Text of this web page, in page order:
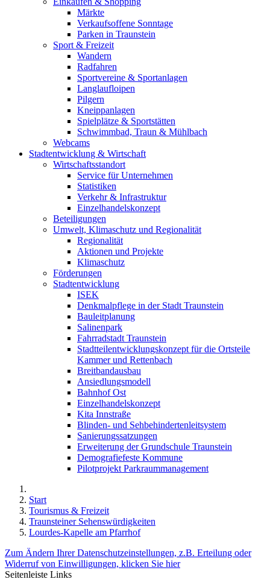
Märkte
Verkaufsoffene Sonntage
Parken in Traunstein
Sport & Freizeit
Wandern
Radfahren
Sportvereine & Sportanlagen
Langlaufloipen
Pilgern
Kneippanlagen
Spielplätze & Sportstätten
Schwimmbad, Traun & Mühlbach
Webcams
Stadtentwicklung & Wirtschaft
Wirtschaftsstandort
Service für Unternehmen
Statistiken
Verkehr & Infrastruktur
Einzelhandelskonzept
Beteiligungen
Umwelt, Klimaschutz und Regionalität
Regionalität
Aktionen und Projekte
Klimaschutz
Förderungen
Stadtentwicklung
ISEK
Denkmalpflege in der Stadt Traunstein
Bauleitplanung
Salinenpark
Fahrradstadt Traunstein
Stadtteilentwicklungskonzept für die Ortsteile
Kammer und Rettenbach
Breitbandausbau
Ansiedlungsmodell
Bahnhof Ost
Einzelhandelskonzept
Kita Innstraße
Blinden- und Sehbehindertenleitsystem
Sanierungssatzungen
Erweiterung der Grundschule Traunstein
Demografiefeste Kommune
Pilotprojekt Parkraummanagement
Start
Tourismus & Freizeit
Traunsteiner Sehenswürdigkeiten
Lourdes-Kapelle am Pfarrhof
Zum Ändern Ihrer Datenschutzeinstellungen, z.B. Erteilung oder
Widerruf von Einwilligungen, klicken Sie hier
Seitenleiste Links